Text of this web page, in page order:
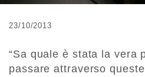
23/10/2013
“Sa quale è stata la vera
passare attraverso